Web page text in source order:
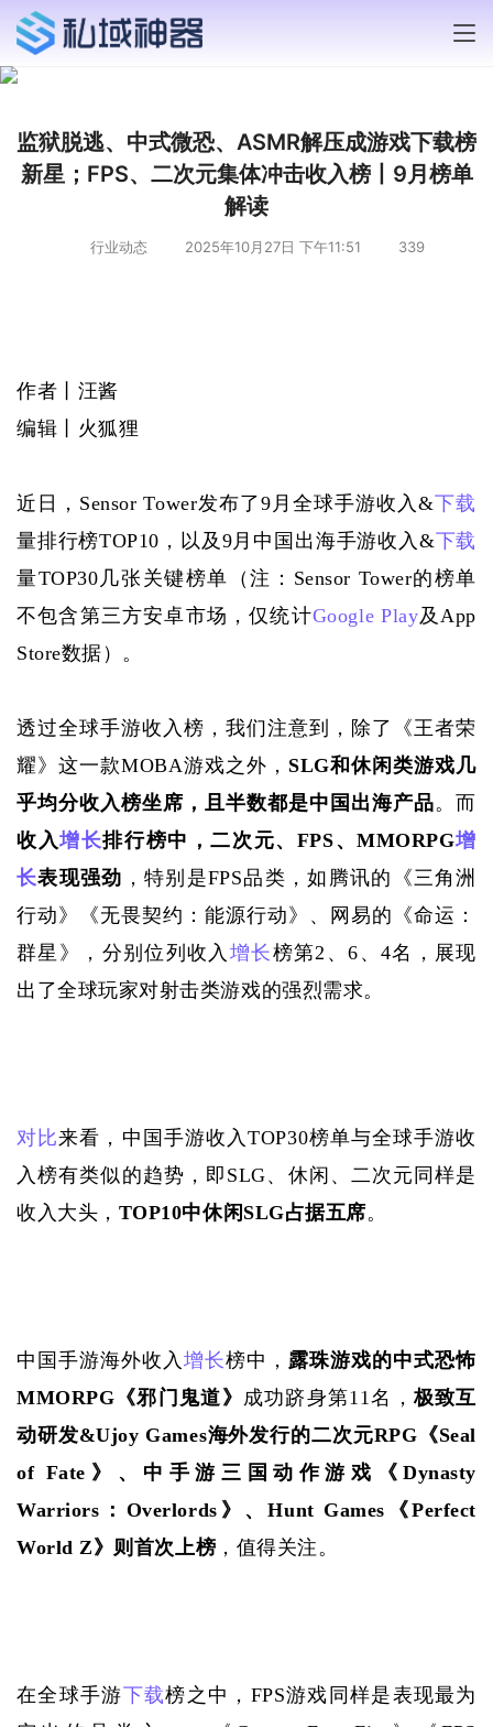
监狱脱逃、中式微恐、ASMR解压成游戏下载榜
新星；FPS、二次元集体冲击收入榜丨9月榜单
解读
行业动态 2025年10月27日 下午11:51 339
作者丨汪酱
编辑丨火狐狸
近日， Sensor Tower发布了9月全球手游收入&下载
量排行榜TOP10，以及9月中国出海手游收入&下载
量TOP30几张关键榜单（注：Sensor Tower的榜单
不包含第三方安卓市场，仅统计Google Play及App
Store数据）。
透过全球手游收入榜，我们注意到，除了《王者荣
耀》这一款MOBA游戏之外， SLG和休闲类游戏几
乎均分收入榜坐席，且半数都是中国出海产品。而
收入增长排行榜中，二次元、 FPS、MMORPG增
长表现强劲 ，特别是FPS品类，如腾讯的《三角洲
行动》《无畏契约：能源行动》、网易的《命运：
群星》，分别位列收入 增长榜第2、6、4名，展现
出了全球玩家对射击类游戏的强烈需求。
对比来看，中国手游收入TOP30榜单与全球手游收
入榜有类似的趋势，即SLG、休闲、二次元同样是
收入大头， TOP10中休闲SLG占据五席。
中国手游海外收入增长榜中， 露珠游戏的中式恐怖
MMORPG《邪门鬼道》 成功跻身第11名，极致互
动研发&Ujoy Games海外发行的二次元RPG《Seal
of Fate》、中手游三国动作游戏《Dynasty
Warriors：Overlords》、Hunt Games《Perfect
World Z》则首次上榜，值得关注。
在全球手游下载榜之中， FPS游戏同样是表现最为